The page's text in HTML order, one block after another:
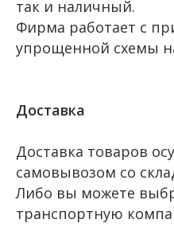
так и наличный.
Фирма работает с
упрощенной схемы
Доставка
Доставка товаров
самовывозом со
Либо вы можете
транспортную